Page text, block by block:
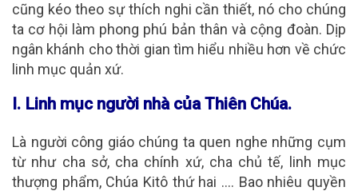
cũng kéo theo sự thích nghi cần thiết, nó cho chúng
ta cơ hội làm phong phú bản thân và cộng đoàn. Dịp
ngân khánh cho thời gian tìm hiểu nhiều hơn về chức
linh mục quản xứ.
I. Linh mục người nhà của Thiên Chúa.
Là người công giáo chúng ta quen nghe những cụm
từ như cha sở, cha chính xứ, cha chủ tế, linh mục
thượng phẩm, Chúa Kitô thứ hai …. Bao nhiêu quyền